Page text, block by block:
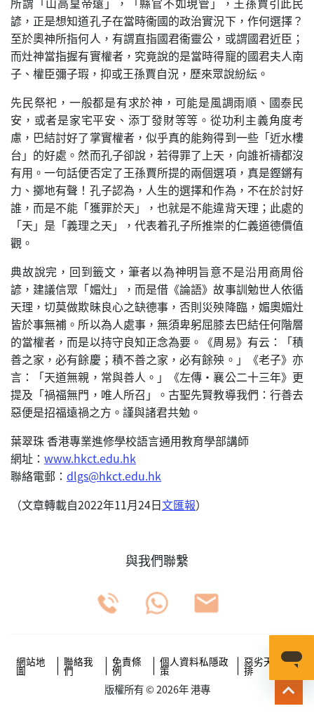
諺，正是想知道孔子在當時衞國的政治實況下，作何選擇？
至於奧神所指何人，有謂直指國君衞靈公，或謂國君近臣；
而灶神當指握有實權者，究竟說的是當時得寵的國君夫人南
子、權臣彌子瑕，抑或王孫賈自況，歷來眾說紛紜。
先民祭祀，一般都是有求於神，可能是風調雨順、國泰民
安，或者是家宅平安、添丁發財等等。從功利主義角度考
慮，巴結討好了掌實權者，似乎真的能夠得到一些「近水樓
台」的好處。然而孔子卻說，若得罪了上天，向誰祈禱都沒
有用。一句話便否定了王孫賈所提的兩個選項，真是鏗鏘有
力、擲地有聲！孔子認為，人生的選擇和作為，不在於討好
誰，而是不能「獲罪於天」，也就是不能違背天理；此處的
「天」是「義理之天」，代表着孔子所推崇的仁義道德價值
觀。
典故說完，回到籤文，筆者以為神明旨意不是沿用商周俗
諺，建議信眾「媚灶」，而是借《論語》故事訓勉世人依循
天理，切莫做欺昧良心之缺德事，否則災殃降臨，媚奧媚灶
皆於事無補。所以為人處事，無須卑躬屈膝去巴結任何階層
的當權者，而是以持守良知正念為要。《周易》有云：「積
善之家，必有餘慶；積不善之家，必有餘殃。」《老子》亦
言：「天道無親，常與善人。」《左傳·襄公二十三年》更
提及「禍福無門，唯人所召」。古聖先賢教導我們：行善去
惡便是招福遠禍之方。謹與諸君共勉。
葉翠珠 香港專業進修學校語言通用教育學部講師
網址： www.hkct.edu.hk
聯絡電郵： dlgs@hkct.edu.hk
（文章轉載自2022年11月24日文匯報）
與我們聯繫
網站地
圖
聯絡我
們
免責條
例
個人資料私隱政
策
惡劣天氣安
排
版權所有 © 2026年 港專